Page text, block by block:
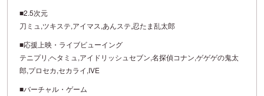
■2.5次元
刀ミュ,ツキステ,アイマス,あんステ,忍たま乱太郎
■応援上映・ライブビューイング
テニプリ,ヘタミュ,アイドリッシュセブン,名探偵コナン,ゲゲゲの鬼太
郎,プロセカ,セカライ,IVE
■バーチャル・ゲーム